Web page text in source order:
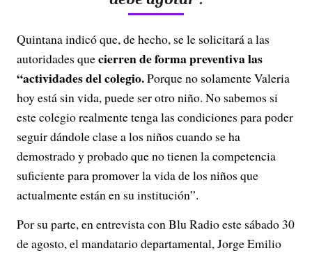
Quintana indicó que, de hecho, se le solicitará a las
autoridades quecierren de forma preventiva las
“actividades del colegio.Porque no solamente Valeria
hoy está sin vida, puede ser otro niño. No sabemos si
este colegio realmente tenga las condiciones para poder
seguir dándole clase a los niños cuando se ha
demostrado y probado que no tienen la competencia
suficiente para promover la vida de los niños que
actualmente están en su institución”.
Por su parte, en entrevista con Blu Radio este sábado 30
de agosto, el mandatario departamental, Jorge Emilio